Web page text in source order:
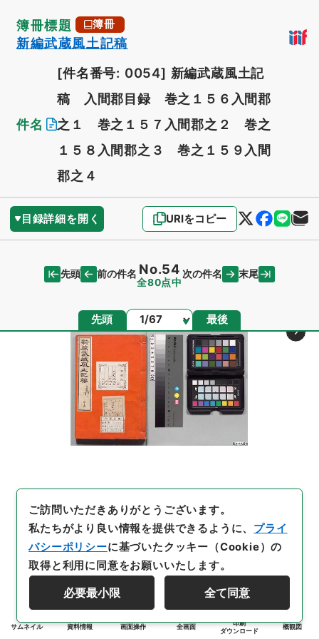
簿冊標題 簿冊
新編武蔵風土記稿
件名
[件名番号: 0054] 新編武蔵風土記
稿 入間郡目録 巻之１５６入間郡
之１ 巻之１５７入間郡之２ 巻之
１５８入間郡之３ 巻之１５９入間
郡之４
目録詳細を開く URIをコピー
先頭 前の件名 No.54
全80点中
次の件名 末尾
先頭 ページ 最後
サムネイル 資料情報 画面操作 全画面
印刷
ダウンロード
概観図
ご訪問いただきありがとうございます。
私たちがより良い情報を提供できるように、 プライ
バシーポリシーに基づいたクッキー（Cookie）の
取得と利用に同意をお願いいたします。
必要最小限 全て同意